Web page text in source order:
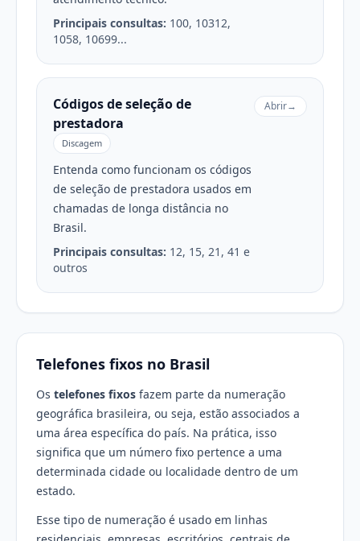
Principais consultas: 100, 10312,
1058, 10699...
Códigos de seleção de
prestadora
Discagem
Entenda como funcionam os códigos
de seleção de prestadora usados em
chamadas de longa distância no
Brasil.
Principais consultas: 12, 15, 21, 41 e
outros
Abrir→
Telefones fixos no Brasil
Os telefones fixos fazem parte da numeração
geográfica brasileira, ou seja, estão associados a
uma área específica do país. Na prática, isso
significa que um número fixo pertence a uma
determinada cidade ou localidade dentro de um
estado.
Esse tipo de numeração é usado em linhas